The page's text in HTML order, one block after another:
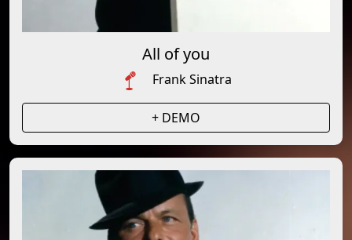
All of you
Frank Sinatra
+ DEMO